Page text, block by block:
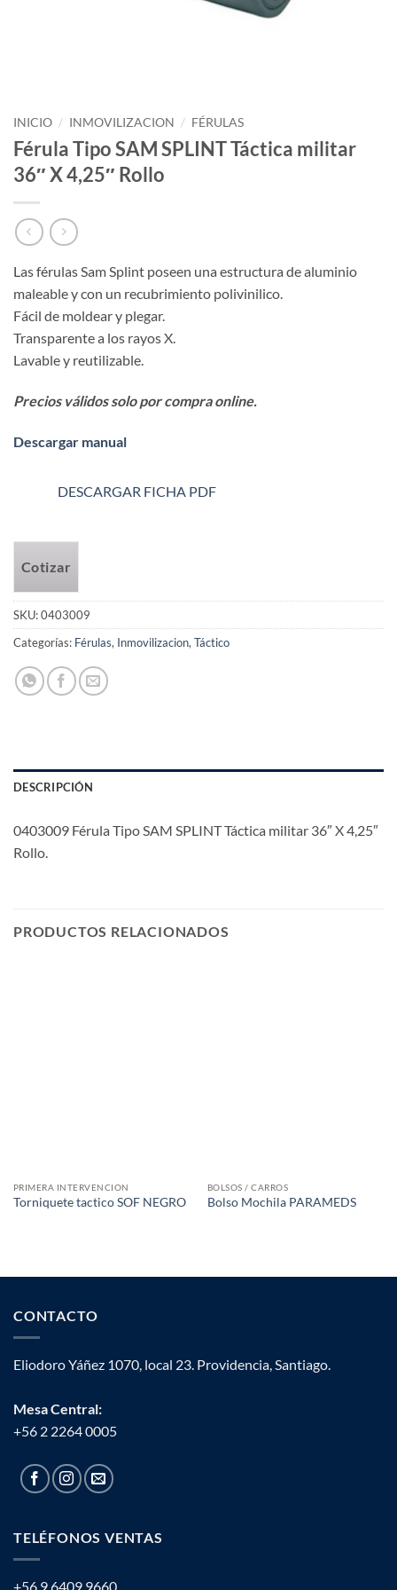
INICIO / INMOVILIZACION / FÉRULAS
Férula Tipo SAM SPLINT Táctica militar
36″ X 4,25″ Rollo
Las férulas Sam Splint poseen una estructura de aluminio
maleable y con un recubrimiento polivinilico.
Fácil de moldear y plegar.
Transparente a los rayos X.
Lavable y reutilizable.
Precios válidos solo por compra online.
Descargar manual
DESCARGAR FICHA PDF
Cotizar
SKU:0403009
Categorías: Férulas, Inmovilizacion, Táctico
DESCRIPCIÓN
0403009 Férula Tipo SAM SPLINT Táctica militar 36″ X 4,25″
Rollo.
PRODUCTOS RELACIONADOS
PRIMERA INTERVENCION
Torniquete tactico SOF NEGRO
BOLSOS / CARROS
Bolso Mochila PARAMEDS
CONTACTO
Eliodoro Yáñez 1070, local 23. Providencia, Santiago.
Mesa Central:
+56 2 2264 0005
TELÉFONOS VENTAS
+56 9 6409 9660